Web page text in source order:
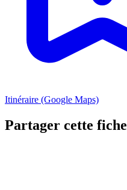
Itinéraire (Google Maps)
Partager cette fiche